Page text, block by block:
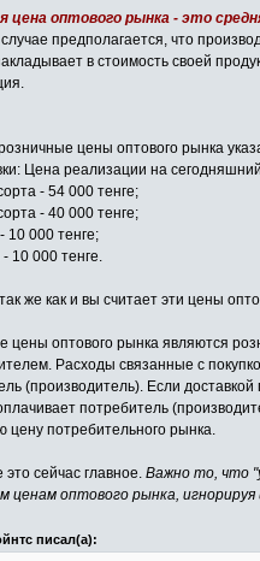
цена оптового рынка - это
предполагается, что
в стоимость своей
цены оптового рынка
Цена реализации на
- 54 000 тенге;
- 40 000 тенге;
10 000 тенге;
10 000 тенге.
же как и вы считает эти цены
цены оптового рынка являются
Расходы связанные с
(производитель). Если
потребитель
цену потребительного рынка.
сейчас главное. Важно то, что
ценам оптового рынка,
писал(а):